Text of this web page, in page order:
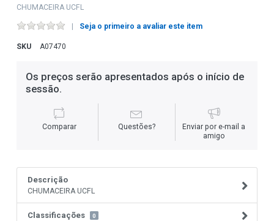
CHUMACEIRA UCFL
Seja o primeiro a avaliar este item
SKU A07470
Os preços serão apresentados após o início de
sessão.
Comparar Questões?
Enviar por e-mail a
amigo
Descrição
CHUMACEIRA UCFL
Classificações 0